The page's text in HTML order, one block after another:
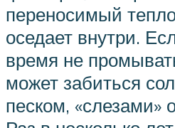
переносимый
оседает внутри.
время не
может забиться
песком, «слезами»